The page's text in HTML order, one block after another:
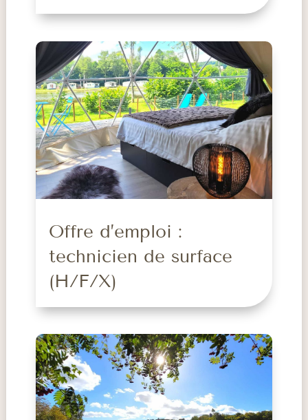
Offre d’emploi :
technicien de surface
(H/F/X)